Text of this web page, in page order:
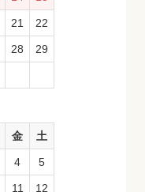
21 22
28 29
金 土
4 5
11 12